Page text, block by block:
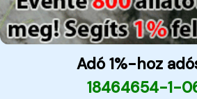
Adó 1%-hoz
18464654-1-